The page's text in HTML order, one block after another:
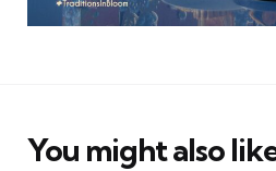
You might also